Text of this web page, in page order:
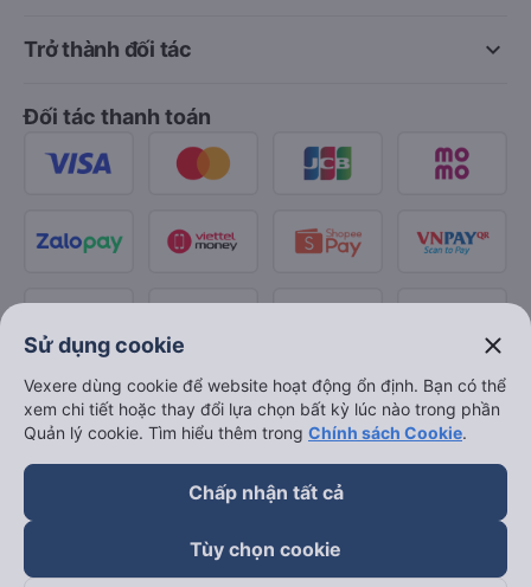
keyboard_arrow_down
Trở thành đối tác
Đối tác thanh toán
Sử dụng cookie close
Vexere dùng cookie để website hoạt động ổn định. Bạn có thể
xem chi tiết hoặc thay đổi lựa chọn bất kỳ lúc nào trong phần
Quản lý cookie. Tìm hiểu thêm trong Chính sách Cookie.
Chấp nhận tất cả
Tùy chọn cookie